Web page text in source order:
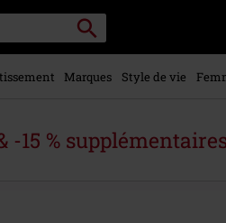
Rechercher
Marques Style de vie
-15 %